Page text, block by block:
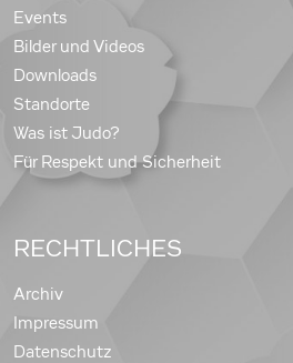
Events
Bilder und Videos
Downloads
Standorte
Was ist Judo?
Für Respekt und Sicherheit
RECHTLICHES
Archiv
Impressum
Datenschutz